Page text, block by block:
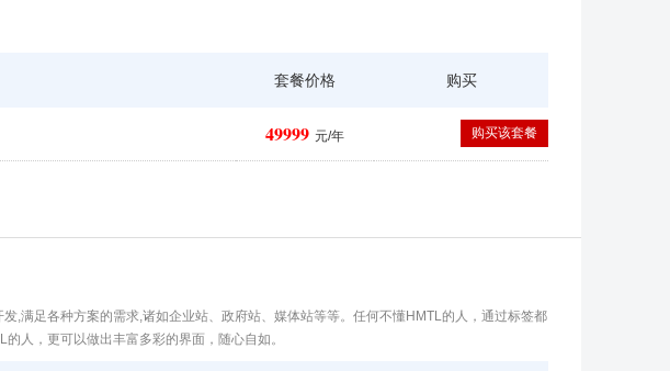
套餐价格 购买
49999 元/年 购买该套餐
,满足各种方案的需求,诸如企业站、政府站、媒体站等等。任何不懂HMTL的人，通过标签都
人，更可以做出丰富多彩的界面，随心自如。